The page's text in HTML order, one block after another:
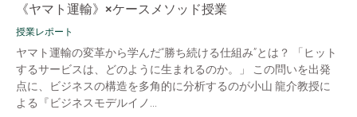
《ヤマト運輸》×ケースメソッド授業
授業レポート
ヤマト運輸の変革から学んだ“勝ち続ける仕組み”とは？ 「ヒット
するサービスは、どのように生まれるのか。」 この問いを出発
点に、ビジネスの構造を多角的に分析するのが小山 龍介教授に
よる『ビジネスモデルイノ...